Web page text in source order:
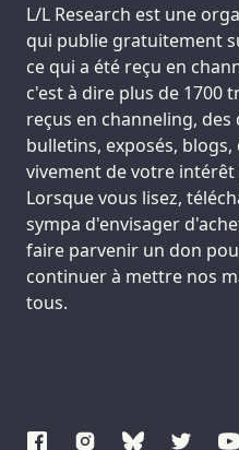
Support us:
L/L Research est une
qui publie gratuitement
ce qui a été reçu en
c'est à dire plus de 1700
reçus en channeling,
bulletins, exposés,
vivement de votre
Lorsque vous lisez,
sympa d'envisager
faire parvenir un don
continuer à mettre nos
tous.